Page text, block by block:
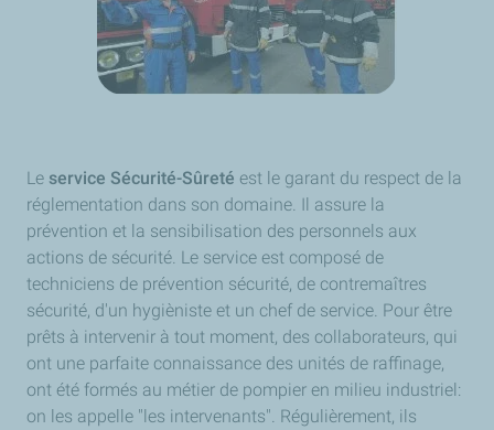
Le service Sécurité-Sûreté est le garant du respect de la
réglementation dans son domaine. Il assure la
prévention et la sensibilisation des personnels aux
actions de sécurité. Le service est composé de
techniciens de prévention sécurité, de contremaîtres
sécurité, d'un hygièniste et un chef de service. Pour être
prêts à intervenir à tout moment, des collaborateurs, qui
ont une parfaite connaissance des unités de raffinage,
ont été formés au métier de pompier en milieu industriel:
on les appelle "les intervenants". Régulièrement, ils